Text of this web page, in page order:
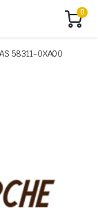
0
58311-0XA00